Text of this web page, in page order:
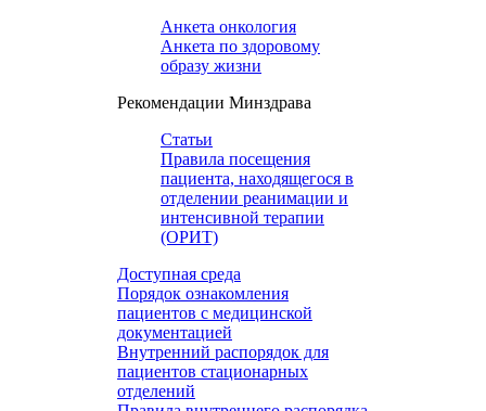
Анкета онкология
Анкета по здоровому
образу жизни
Рекомендации Минздрава
Статьи
Правила посещения
пациента, находящегося в
отделении реанимации и
интенсивной терапии
(ОРИТ)
Доступная среда
Порядок ознакомления
пациентов с медицинской
документацией
Внутренний распорядок для
пациентов стационарных
отделений